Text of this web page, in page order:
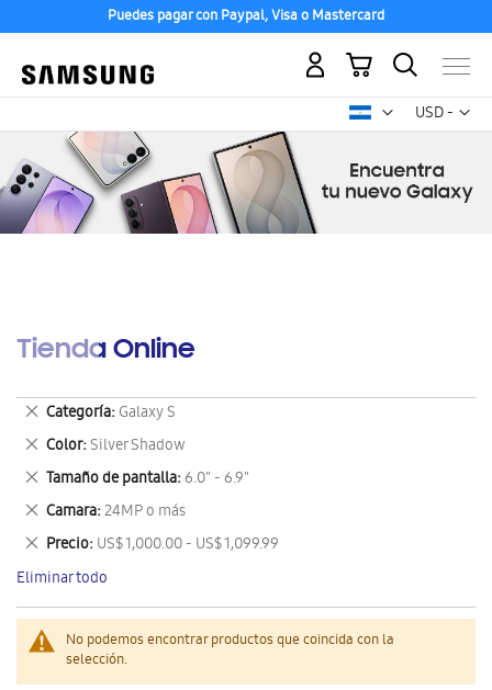
Puedes pagar con Paypal, Visa o Mastercard
USD -
dólar
Mi carrito
Tienda Online
No podemos encontrar productos que coincida con la
selección.
Categoría Galaxy S
Eliminar
este
artículo
Color Silver Shadow
Eliminar
este
artículo
Tamaño de pantalla 6.0" - 6.9"
Eliminar
este
artículo
Camara 24MP o más
Eliminar
este
artículo
Precio US$ 1,000.00 - US$ 1,099.99
Eliminar
este
artículo
Eliminar todo